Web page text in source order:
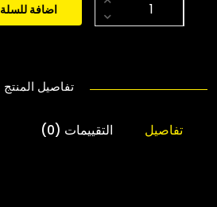
اضافة للسلة
تفاصيل المنتج
تفاصيل التقييمات (0)